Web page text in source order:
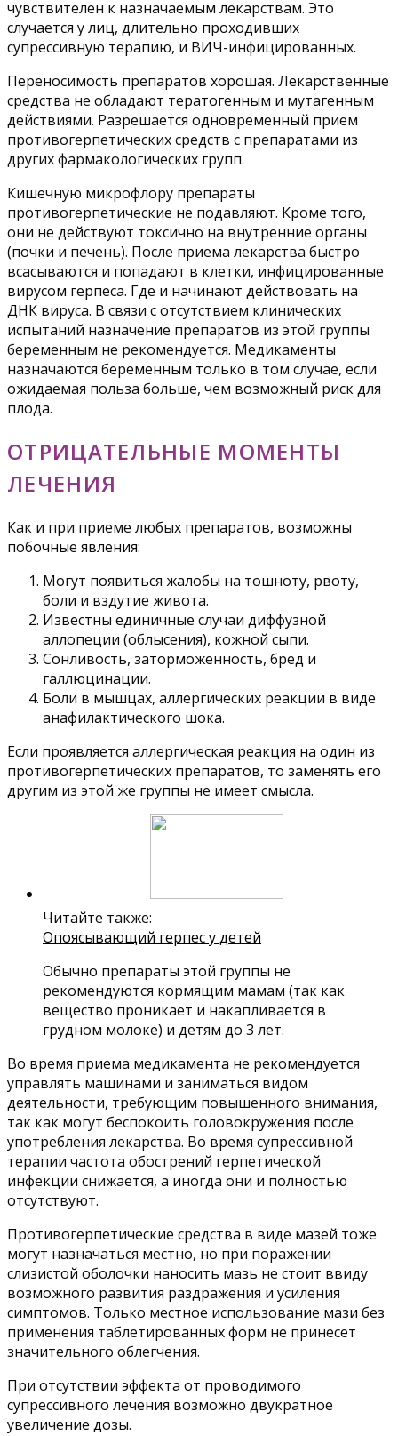
чувствителен к назначаемым лекарствам. Это
случается у лиц, длительно проходивших
супрессивную терапию, и ВИЧ-инфицированных.
Переносимость препаратов хорошая. Лекарственные
средства не обладают тератогенным и мутагенным
действиями. Разрешается одновременный прием
противогерпетических средств с препаратами из
других фармакологических групп.
Кишечную микрофлору препараты
противогерпетические не подавляют. Кроме того,
они не действуют токсично на внутренние органы
(почки и печень). После приема лекарства быстро
всасываются и попадают в клетки, инфицированные
вирусом герпеса. Где и начинают действовать на
ДНК вируса. В связи с отсутствием клинических
испытаний назначение препаратов из этой группы
беременным не рекомендуется. Медикаменты
назначаются беременным только в том случае, если
ожидаемая польза больше, чем возможный риск для
плода.
ОТРИЦАТЕЛЬНЫЕ МОМЕНТЫ
ЛЕЧЕНИЯ
Как и при приеме любых препаратов, возможны
побочные явления:
Могут появиться жалобы на тошноту, рвоту,
боли и вздутие живота.
Известны единичные случаи диффузной
аллопеции (облысения), кожной сыпи.
Сонливость, заторможенность, бред и
галлюцинации.
Боли в мышцах, аллергических реакции в виде
анафилактического шока.
Если проявляется аллергическая реакция на один из
противогерпетических препаратов, то заменять его
другим из этой же группы не имеет смысла.
Читайте также:
Опоясывающий герпес у детей
Обычно препараты этой группы не
рекомендуются кормящим мамам (так как
вещество проникает и накапливается в
грудном молоке) и детям до 3 лет.
Во время приема медикамента не рекомендуется
управлять машинами и заниматься видом
деятельности, требующим повышенного внимания,
так как могут беспокоить головокружения после
употребления лекарства. Во время супрессивной
терапии частота обострений герпетической
инфекции снижается, а иногда они и полностью
отсутствуют.
Противогерпетические средства в виде мазей тоже
могут назначаться местно, но при поражении
слизистой оболочки наносить мазь не стоит ввиду
возможного развития раздражения и усиления
симптомов. Только местное использование мази без
применения таблетированных форм не принесет
значительного облегчения.
При отсутствии эффекта от проводимого
супрессивного лечения возможно двукратное
увеличение дозы.